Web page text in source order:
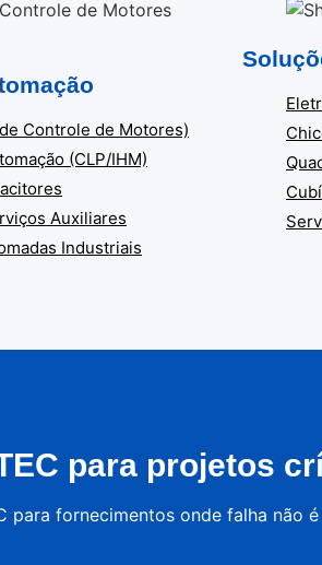
Controle de Motores)
(CLP/IHM)
Auxiliares
Industriais
para projetos
para fornecimentos onde falha não